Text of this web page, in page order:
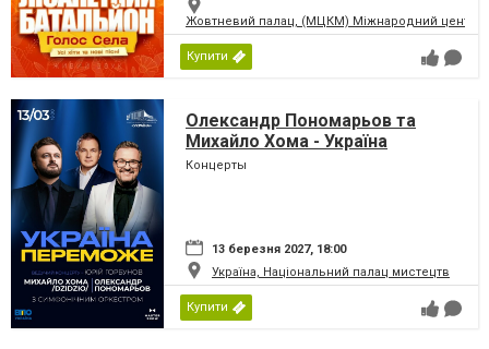
Жовтневий палац, (МЦКМ) Міжнародний центр
Купити
Олександр Пономарьов та
Михайло Хома - Україна
Переможе!
Концерты
13 березня 2027, 18:00
Україна, Національний палац мистецтв
Купити